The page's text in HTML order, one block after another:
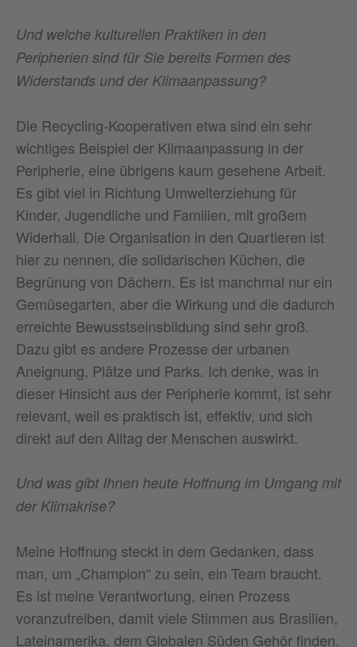
Und welche kulturellen Praktiken in den
Peripherien sind für Sie bereits Formen des
Widerstands und der Klimaanpassung?
Die Recycling-Kooperativen etwa sind ein sehr
wichtiges Beispiel der Klimaanpassung in der
Peripherie, eine übrigens kaum gesehene Arbeit.
Es gibt viel in Richtung Umwelterziehung für
Kinder, Jugendliche und Familien, mit großem
Widerhall. Die Organisation in den Quartieren ist
hier zu nennen, die solidarischen Küchen, die
Begrünung von Dächern. Es ist manchmal nur ein
Gemüsegarten, aber die Wirkung und die dadurch
erreichte Bewusstseinsbildung sind sehr groß.
Dazu gibt es andere Prozesse der urbanen
Aneignung, Plätze und Parks. Ich denke, was in
dieser Hinsicht aus der Peripherie kommt, ist sehr
relevant, weil es praktisch ist, effektiv, und sich
direkt auf den Alltag der Menschen auswirkt.
Und was gibt Ihnen heute Hoffnung im Umgang mit
der Klimakrise?
Meine Hoffnung steckt in dem Gedanken, dass
man, um „Champion“ zu sein, ein Team braucht.
Es ist meine Verantwortung, einen Prozess
voranzutreiben, damit viele Stimmen aus Brasilien,
Lateinamerika, dem Globalen Süden Gehör finden.